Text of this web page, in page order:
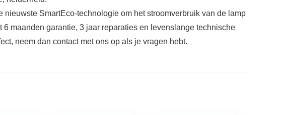
SmartEco-technologie om het stroomverbruik van de lamp
maanden garantie, 3 jaar reparaties en levenslange technische
neem dan contact met ons op als je vragen hebt.